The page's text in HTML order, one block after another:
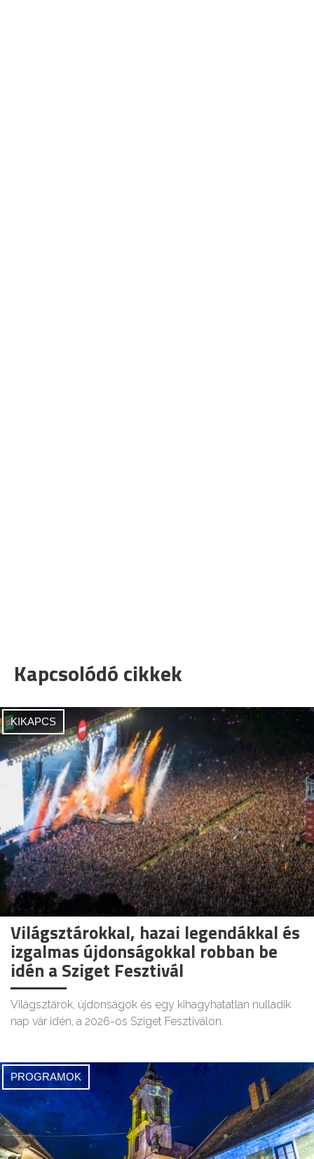
Kapcsolódó cikkek
KIKAPCS
Világsztárokkal, hazai legendákkal és
izgalmas újdonságokkal robban be
idén a Sziget Fesztivál
Világsztárok, újdonságok és egy kihagyhatatlan nulladik
nap vár idén, a 2026-os Sziget Fesztiválon.
PROGRAMOK